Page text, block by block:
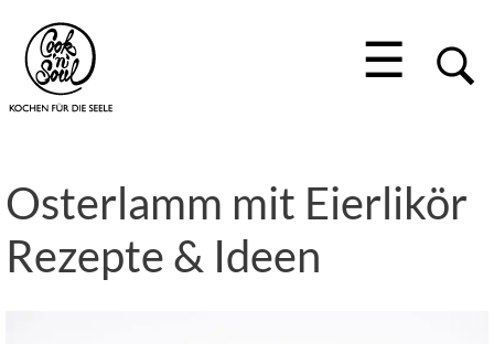
☰
Osterlamm mit Eierlikör
Rezepte & Ideen